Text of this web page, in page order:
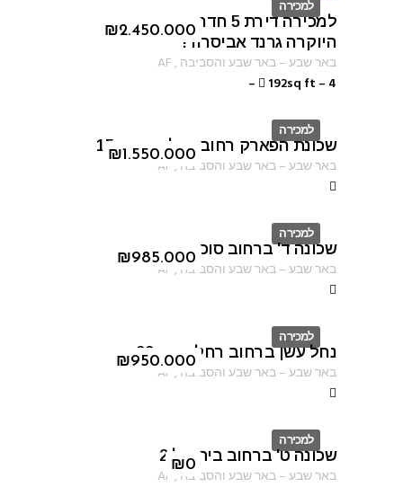
למכירה
ID
₪2.450.000
למכירה דירת 5 חדרים בפרוייקט
היוקרה גרנד אביסרור!
באר שבע–באר שבע והסביבה ,
AF
192sq ft – 4
–
למכירה
ID
₪1.550.000
שכונת הפארק רחוב נחל ערוגות 15
באר שבע–באר שבע והסביבה ,
AF
למכירה
ID
₪985.000
שכונה ד' ברחוב סוכות
באר שבע–באר שבע והסביבה ,
AF
למכירה
ID
₪950.000
נחל עשן ברחוב רחל אמנו 22
באר שבע–באר שבע והסביבה ,
AF
למכירה
ID
₪0
שכונה ט' ברחוב בית אל 2
באר שבע–באר שבע והסביבה ,
AF